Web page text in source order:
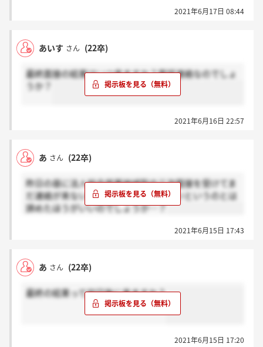
2021年6月17日 08:44
あいす さん (22卒)
最終面接の結果はいつ来ますか？電話連絡なのでしょ
うか？
2021年6月16日 22:57
あ さん (22卒)
昨日の昼に法人総合営業地域型の三次面接を受けてま
だ連絡が来ないのですが、翌日に来ないというのとは
諦めたほうがいいのでしょうか…？
2021年6月15日 17:43
あ さん (22卒)
最終の結果って何日後に来ますか？
2021年6月15日 17:20